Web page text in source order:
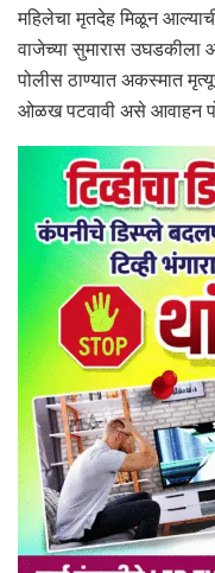
महिलेचा मृतदेह मिळून
वाजेच्या सुमारास उघडकीला
पोलीस ठाण्यात अकस्मात
ओळख पटवावी असे आवाहन